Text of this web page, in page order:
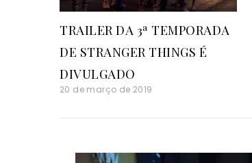
TRAILER DA 3ª TEMPORADA
DE STRANGER THINGS É
DIVULGADO
20 de março de 2019